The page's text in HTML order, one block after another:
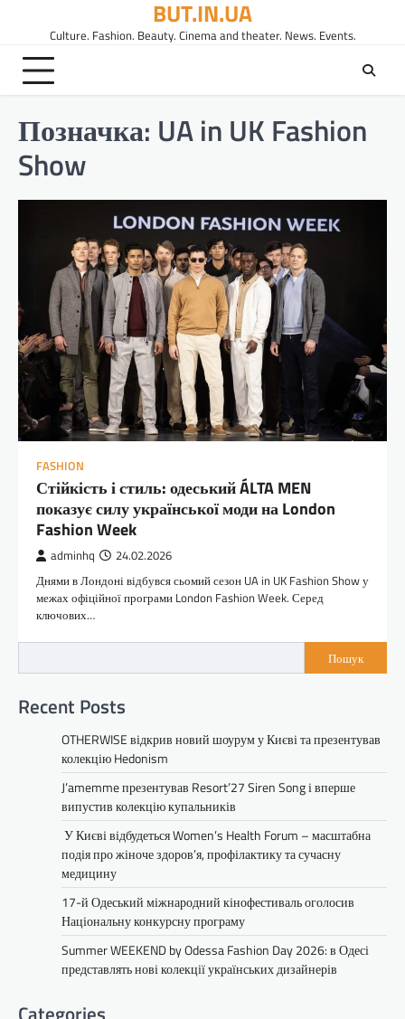
вмісту
BUT.IN.UA
Culture. Fashion. Beauty. Cinema and theater. News. Events.
Позначка: UA in UK Fashion
Show
FASHION
Стійкість і стиль: одеський ÁLTA MEN
показує силу української моди на London
Fashion Week
adminhq 24.02.2026
Днями в Лондоні відбувся сьомий сезон UA in UK Fashion Show у
межах офіційної програми London Fashion Week. Серед
ключових…
Пошук
Recent Posts
OTHERWISE відкрив новий шоурум у Києві та презентував
колекцію Hedonism
J’amemme презентував Resort’27 Siren Song і вперше
випустив колекцію купальників
У Києві відбудеться Women’s Health Forum – масштабна
подія про жіноче здоров’я, профілактику та сучасну
медицину
17-й Одеський міжнародний кінофестиваль оголосив
Національну конкурсну програму
Summer WEEKEND by Odessa Fashion Day 2026: в Одесі
представлять нові колекції українських дизайнерів